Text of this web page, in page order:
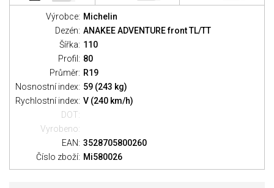
Výrobce: Michelin
Dezén: ANAKEE ADVENTURE front TL/TT
Šířka: 110
Profil: 80
Průměr: R19
Nosnostní index: 59 (243 kg)
Rychlostní index: V (240 km/h)
DOT:
Vyrobeno:
EAN: 3528705800260
Číslo zboží: Mi580026